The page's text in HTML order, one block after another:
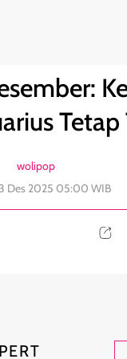
Tetap
wolipop
Des 2025 05:00 WIB